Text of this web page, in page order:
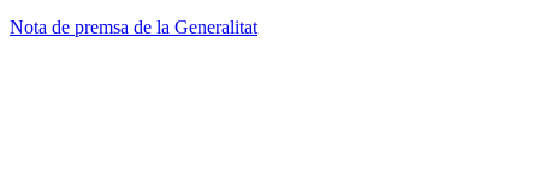
Nota de premsa de la Generalitat